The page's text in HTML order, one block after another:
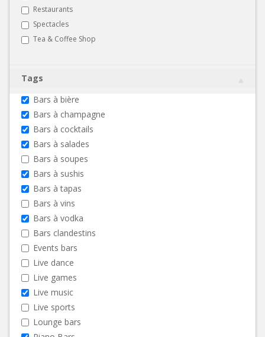
Restaurants
Spectacles
Tea & Coffee Shop
Tags
Bars à bière
Bars à champagne
Bars à cocktails
Bars à salades
Bars à soupes
Bars à sushis
Bars à tapas
Bars à vins
Bars à vodka
Bars clandestins
Events bars
Live dance
Live games
Live music
Live sports
Lounge bars